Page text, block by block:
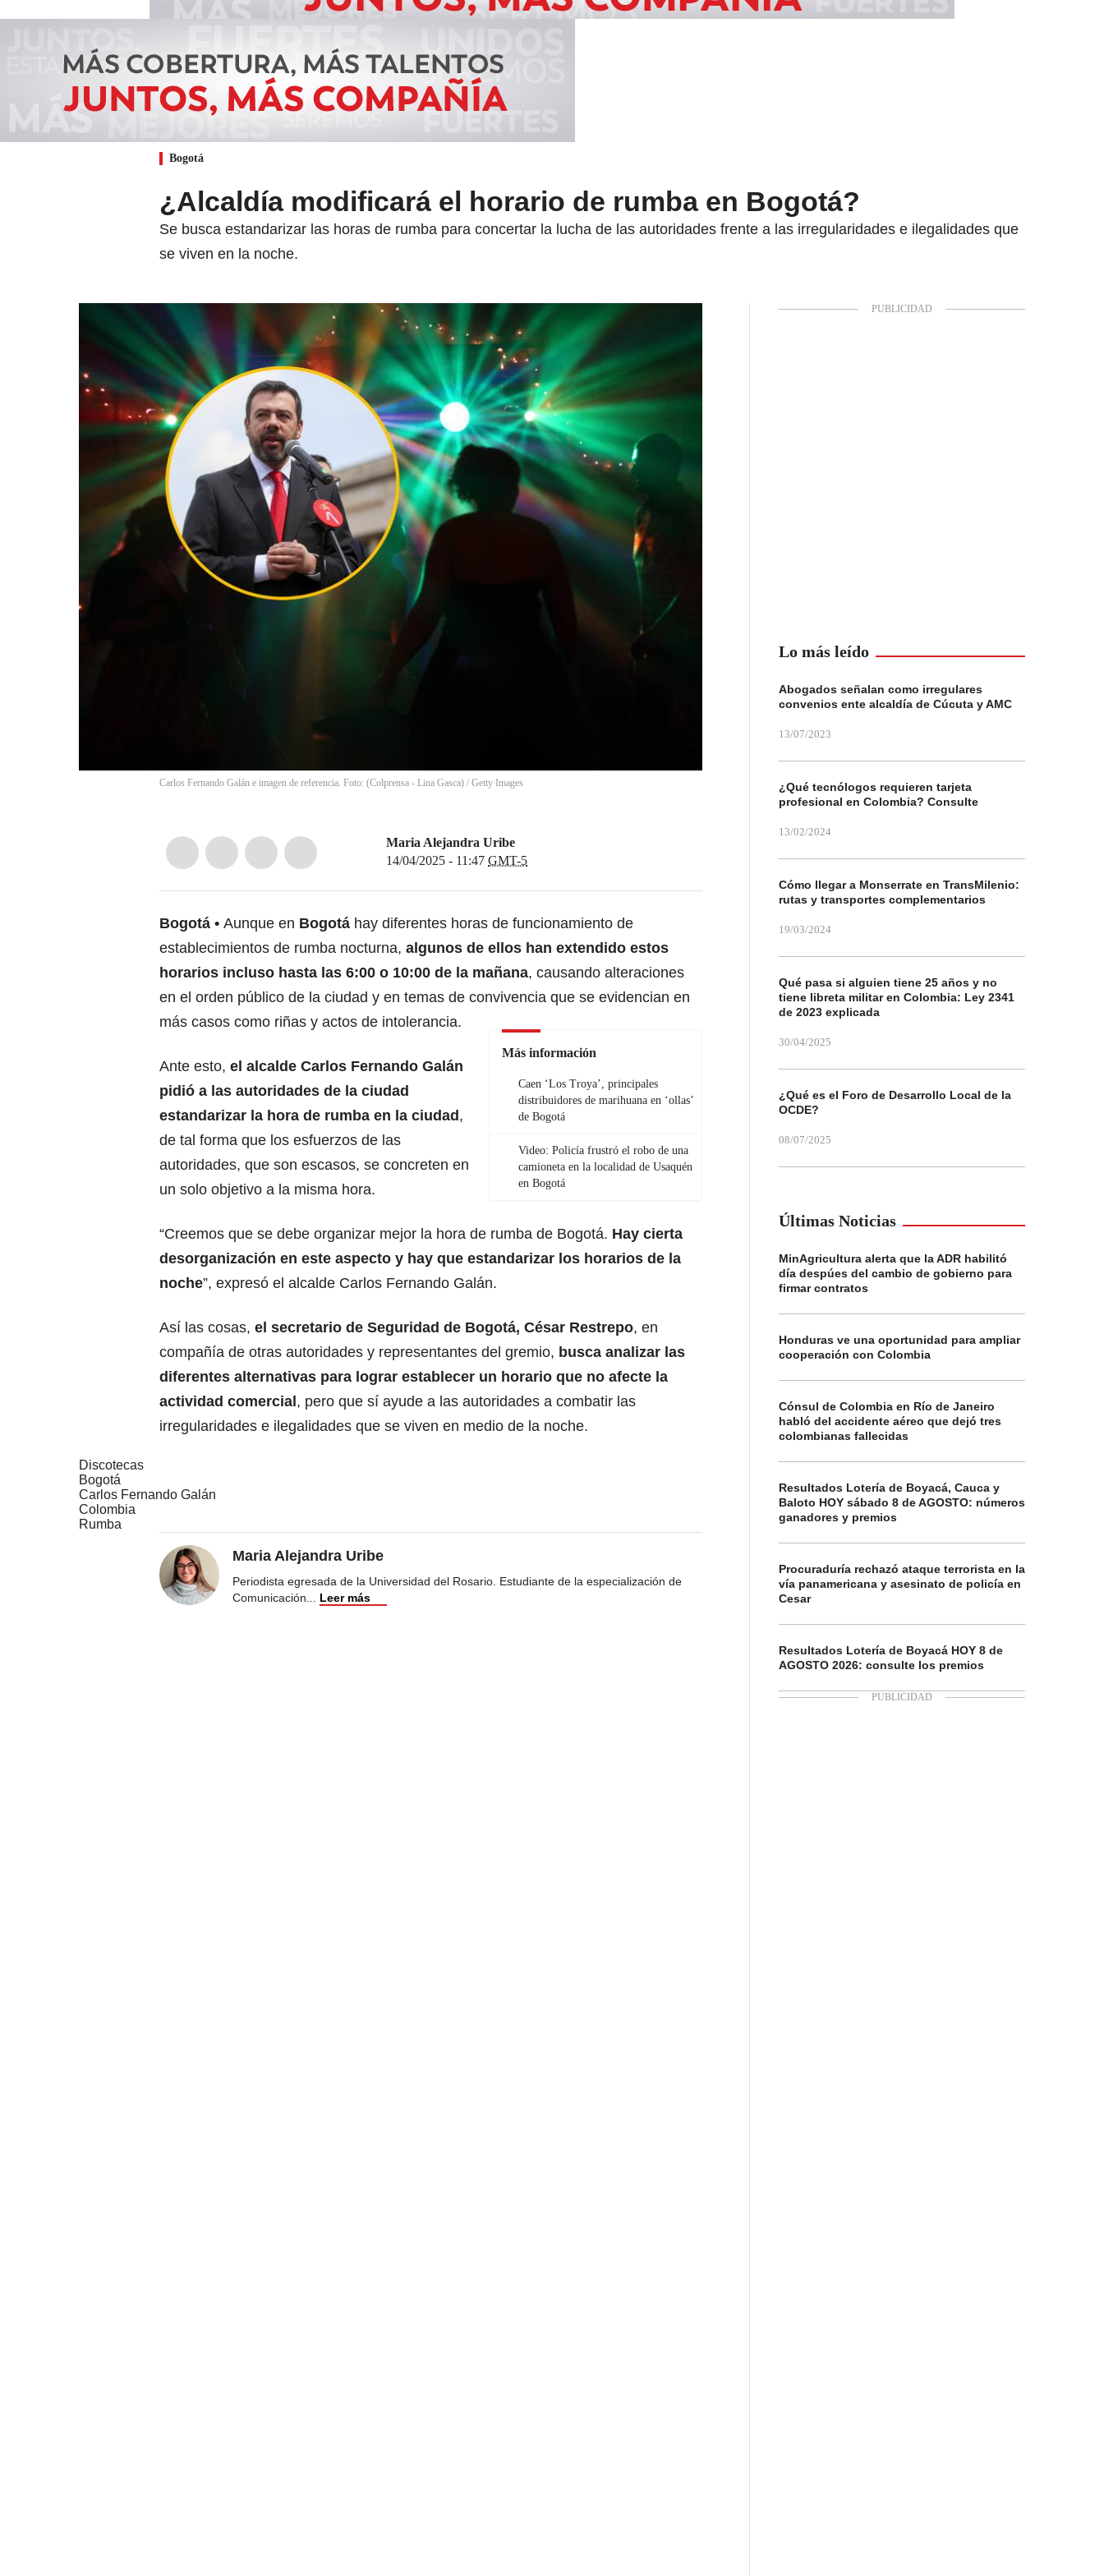
Bogotá
¿Alcaldía modificará el horario de rumba en Bogotá?
Se busca estandarizar las horas de rumba para concertar la lucha de las autoridades frente a las irregularidades e ilegalidades que
se viven en la noche.
Carlos Fernando Galán e imagen de referencia. Foto: (Colprensa - Lina Gasca) / Getty Images
Maria Alejandra Uribe
14/04/2025 - 11:47 GMT-5
Bogotá Aunque en Bogotá hay diferentes horas de funcionamiento de
establecimientos de rumba nocturna, algunos de ellos han extendido estos
horarios incluso hasta las 6:00 o 10:00 de la mañana, causando alteraciones
en el orden público de la ciudad y en temas de convivencia que se evidencian en
más casos como riñas y actos de intolerancia.
Más información
Caen ‘Los Troya’, principales
distribuidores de marihuana en ‘ollas’
de Bogotá
Video: Policía frustró el robo de una
camioneta en la localidad de Usaquén
en Bogotá
Ante esto, el alcalde Carlos Fernando Galán
pidió a las autoridades de la ciudad
estandarizar la hora de rumba en la ciudad ,
de tal forma que los esfuerzos de las
autoridades, que son escasos, se concreten en
un solo objetivo a la misma hora.
“Creemos que se debe organizar mejor la hora de rumba de Bogotá. Hay cierta
desorganización en este aspecto y hay que estandarizar los horarios de la
noche”, expresó el alcalde Carlos Fernando Galán.
Así las cosas, el secretario de Seguridad de Bogotá, César Restrepo, en
compañía de otras autoridades y representantes del gremio, busca analizar las
diferentes alternativas para lograr establecer un horario que no afecte la
actividad comercial , pero que sí ayude a las autoridades a combatir las
irregularidades e ilegalidades que se viven en medio de la noche.
Discotecas
Bogotá
Carlos Fernando Galán
Colombia
Rumba
Maria Alejandra Uribe
Periodista egresada de la Universidad del Rosario. Estudiante de la especialización de
Comunicación... Leer más
Lo más leído
Abogados señalan como irregulares
convenios ente alcaldía de Cúcuta y AMC
13/07/2023
¿Qué tecnólogos requieren tarjeta
profesional en Colombia? Consulte
13/02/2024
Cómo llegar a Monserrate en TransMilenio:
rutas y transportes complementarios
19/03/2024
Qué pasa si alguien tiene 25 años y no
tiene libreta militar en Colombia: Ley 2341
de 2023 explicada
30/04/2025
¿Qué es el Foro de Desarrollo Local de la
OCDE?
08/07/2025
Últimas Noticias
MinAgricultura alerta que la ADR habilitó
día despúes del cambio de gobierno para
firmar contratos
Honduras ve una oportunidad para ampliar
cooperación con Colombia
Cónsul de Colombia en Río de Janeiro
habló del accidente aéreo que dejó tres
colombianas fallecidas
Resultados Lotería de Boyacá, Cauca y
Baloto HOY sábado 8 de AGOSTO: números
ganadores y premios
Procuraduría rechazó ataque terrorista en la
vía panamericana y asesinato de policía en
Cesar
Resultados Lotería de Boyacá HOY 8 de
AGOSTO 2026: consulte los premios